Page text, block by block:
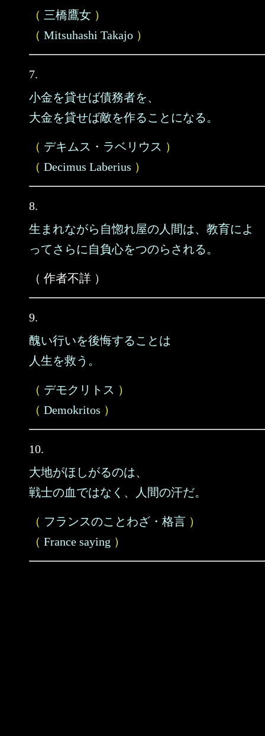
（ 三橋鷹女 ）
（ Mitsuhashi Takajo ）
7.
小金を貸せば債務者を、
大金を貸せば敵を作ることになる。
（ デキムス・ラベリウス ）
（ Decimus Laberius ）
8.
生まれながら自惚れ屋の人間は、教育によ
ってさらに自負心をつのらされる。
（ 作者不詳 ）
9.
醜い行いを後悔することは
人生を救う。
（ デモクリトス ）
（ Demokritos ）
10.
大地がほしがるのは、
戦士の血ではなく、人間の汗だ。
（ フランスのことわざ・格言 ）
（ France saying ）